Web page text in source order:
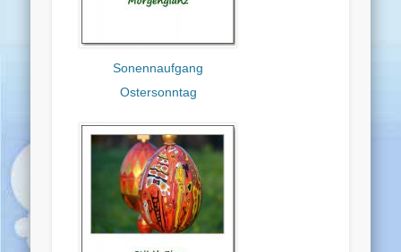
Sonennaufgang
Ostersonntag